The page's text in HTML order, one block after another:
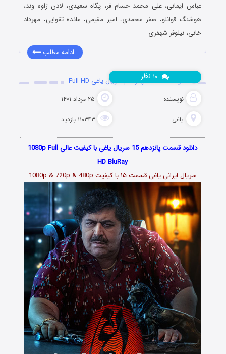
عباس ایمانی، علی محمد حسام فر، پگاه سعیدی، لادن ژاوه وند،
هوشنگ قوانلو، صفر محمدی، امیر مقیمی، مائده تقوایی، مهرداد
خانی، نیلوفر شهفری
ادامه مطلب
دانلود قسمت 15 پانزدهم سریال یاغی Full HD
نویسنده ۲۵ مرداد ۱۴۰۱
یاغی ۱۱۰۳۴۳ بازدید
نظر
دانلود قسمت پانزدهم 15 سریال یاغی با کیفیت عالی 1080p Full
HD BluRay
سریال ایرانی یاغی قسمت۱۵ با کیفیت 1080p & 720p & 480p